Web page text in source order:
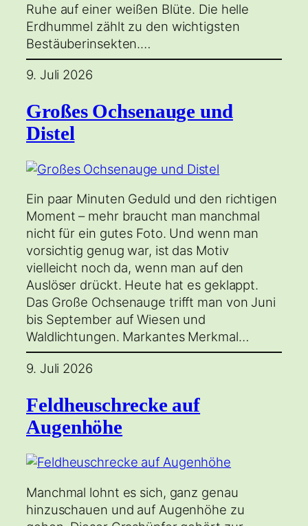
Ruhe auf einer weißen Blüte. Die helle
Erdhummel zählt zu den wichtigsten
Bestäuberinsekten.…
9. Juli 2026
Großes Ochsenauge und
Distel
Ein paar Minuten Geduld und den richtigen
Moment – mehr braucht man manchmal
nicht für ein gutes Foto. Und wenn man
vorsichtig genug war, ist das Motiv
vielleicht noch da, wenn man auf den
Auslöser drückt. Heute hat es geklappt.
Das Große Ochsenauge trifft man von Juni
bis September auf Wiesen und
Waldlichtungen. Markantes Merkmal…
9. Juli 2026
Feldheuschrecke auf
Augenhöhe
Manchmal lohnt es sich, ganz genau
hinzuschauen und auf Augenhöhe zu